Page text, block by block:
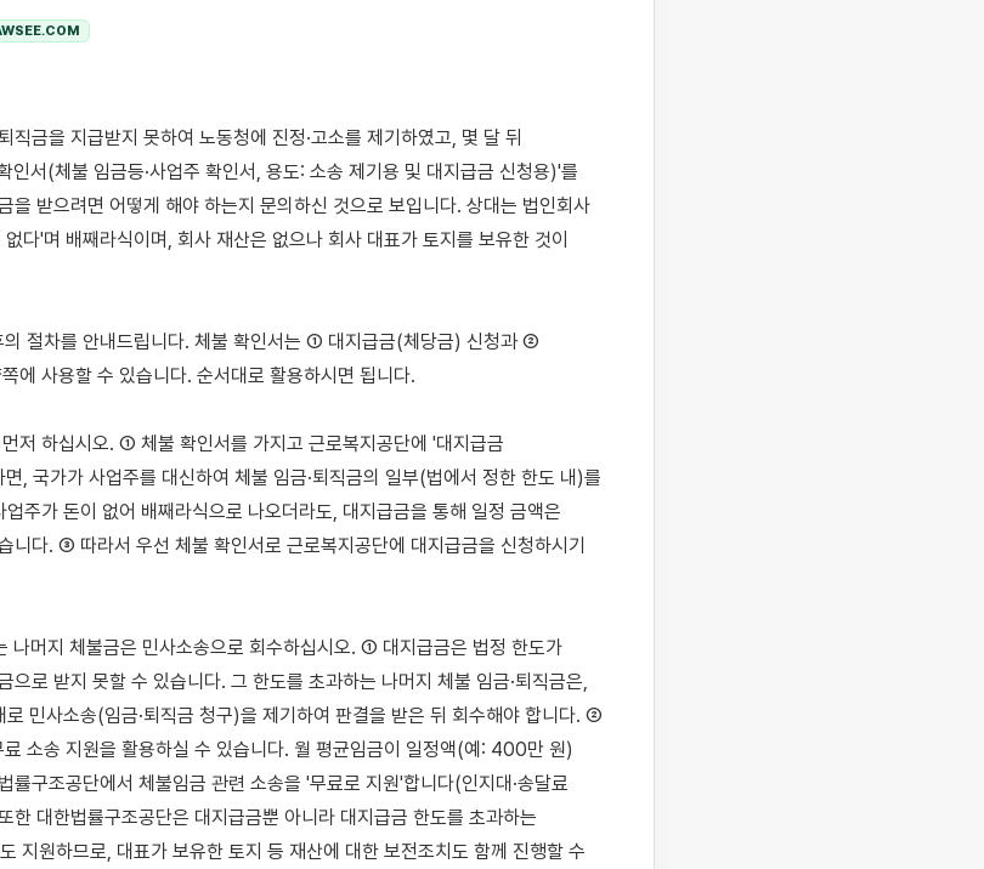
인서(체불 임금등·사업주 확인서, 용도: 소송 제기용 및 대지급금 신청용)'를
을 받으려면 어떻게 해야 하는지 문의하신 것으로 보입니다. 상대는 법인회사
다'며 배째라식이며, 회사 재산은 없으나 회사 대표가 토지를 보유한 것이
의 절차를 안내드립니다. 체불 확인서는 ① 대지급금(체당금) 신청과 ②
에 사용할 수 있습니다. 순서대로 활용하시면 됩니다.
저 하십시오. ① 체불 확인서를 가지고 근로복지공단에 '대지급금
, 국가가 사업주를 대신하여 체불 임금·퇴직금의 일부(법에서 정한 한도 내)를
주가 돈이 없어 배째라식으로 나오더라도, 대지급금을 통해 일정 금액은
니다. ③ 따라서 우선 체불 확인서로 근로복지공단에 대지급금을 신청하시기
나머지 체불금은 민사소송으로 회수하십시오. ① 대지급금은 법정 한도가
으로 받지 못할 수 있습니다. 그 한도를 초과하는 나머지 체불 임금·퇴직금은,
민사소송(임금·퇴직금 청구)을 제기하여 판결을 받은 뒤 회수해야 합니다. ②
소송 지원을 활용하실 수 있습니다. 월 평균임금이 일정액(예: 400만 원)
률구조공단에서 체불임금 관련 소송을 '무료로 지원'합니다(인지대·송달료
대한법률구조공단은 대지급금뿐 아니라 대지급금 한도를 초과하는
지원하므로, 대표가 보유한 토지 등 재산에 대한 보전조치도 함께 진행할 수